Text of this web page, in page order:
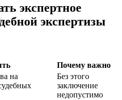
экспертное
экспертизы
Почему важно
на
Без этого
заключение
недопустимо